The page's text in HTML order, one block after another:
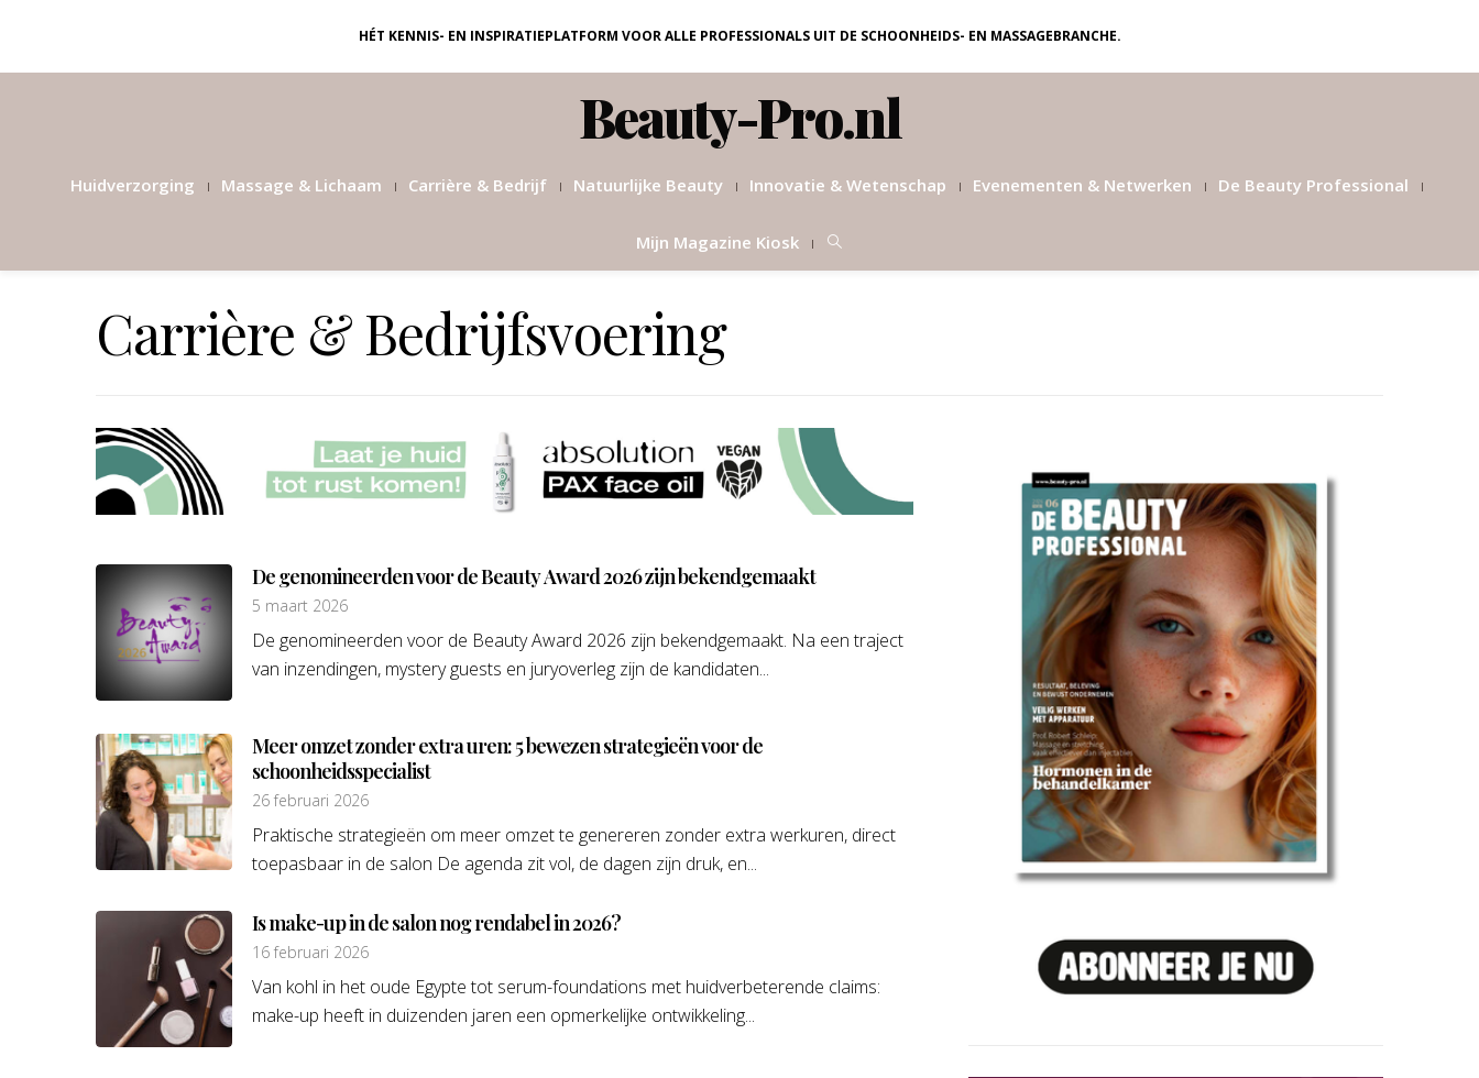
HÉT KENNIS- EN INSPIRATIEPLATFORM VOOR ALLE PROFESSIONALS UIT DE SCHOONHEIDS- EN MASSAGEBRANCHE.
Beauty-Pro.nl
Huidverzorging Massage & Lichaam Carrière & Bedrijf Natuurlijke Beauty Innovatie & Wetenschap Evenementen & Netwerken De Beauty Professional
Mijn Magazine Kiosk
Carrière & Bedrijfsvoering
De genomineerden voor de Beauty Award 2026 zijn bekendgemaakt
5 maart 2026
De genomineerden voor de Beauty Award 2026 zijn bekendgemaakt. Na een traject
van inzendingen, mystery guests en juryoverleg zijn de kandidaten...
Meer omzet zonder extra uren: 5 bewezen strategieën voor de
schoonheidsspecialist
26 februari 2026
Praktische strategieën om meer omzet te genereren zonder extra werkuren, direct
toepasbaar in de salon De agenda zit vol, de dagen zijn druk, en...
Is make-up in de salon nog rendabel in 2026?
16 februari 2026
Van kohl in het oude Egypte tot serum-foundations met huidverbeterende claims:
make-up heeft in duizenden jaren een opmerkelijke ontwikkeling...